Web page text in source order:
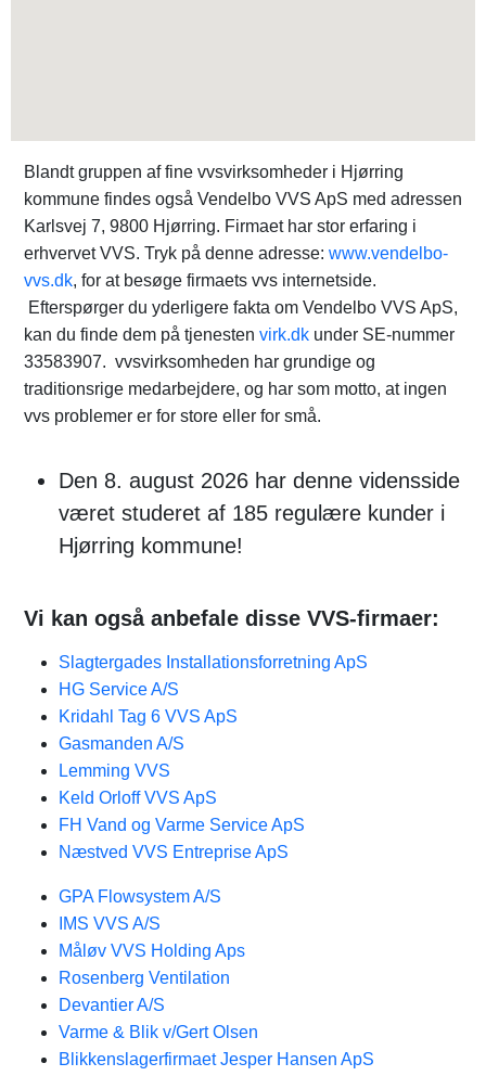
Blandt gruppen af fine vvsvirksomheder i Hjørring
kommune findes også Vendelbo VVS ApS med adressen
Karlsvej 7, 9800 Hjørring. Firmaet har stor erfaring i
erhvervet VVS. Tryk på denne adresse: www.vendelbo-
vvs.dk, for at besøge firmaets vvs internetside.
Efterspørger du yderligere fakta om Vendelbo VVS ApS,
kan du finde dem på tjenesten virk.dk under SE-nummer
33583907. vvsvirksomheden har grundige og
traditionsrige medarbejdere, og har som motto, at ingen
vvs problemer er for store eller for små.
Den 8. august 2026 har denne vidensside
været studeret af 185 regulære kunder i
Hjørring kommune!
Vi kan også anbefale disse VVS-firmaer:
Slagtergades Installationsforretning ApS
HG Service A/S
Kridahl Tag 6 VVS ApS
Gasmanden A/S
Lemming VVS
Keld Orloff VVS ApS
FH Vand og Varme Service ApS
Næstved VVS Entreprise ApS
GPA Flowsystem A/S
IMS VVS A/S
Måløv VVS Holding Aps
Rosenberg Ventilation
Devantier A/S
Varme & Blik v/Gert Olsen
Blikkenslagerfirmaet Jesper Hansen ApS